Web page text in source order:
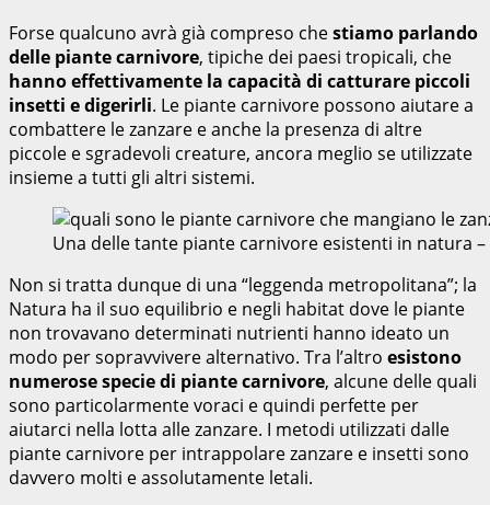
Forse qualcuno avrà già compreso chestiamo parlando
delle piante carnivore, tipiche dei paesi tropicali, che
hanno effettivamente la capacità di catturare piccoli
insetti e digerirli. Le piante carnivore possono aiutare a
combattere le zanzare e anche la presenza di altre
piccole e sgradevoli creature, ancora meglio se utilizzate
insieme a tutti gli altri sistemi.
Una delle tante piante carnivore esistenti in natura
Non si tratta dunque di una “leggenda metropolitana”; la
Natura ha il suo equilibrio e negli habitat dove le piante
non trovavano determinati nutrienti hanno ideato un
modo per sopravvivere alternativo. Tra l’altro esistono
numerose specie di piante carnivore, alcune delle quali
sono particolarmente voraci e quindi perfette per
aiutarci nella lotta alle zanzare. I metodi utilizzati dalle
piante carnivore per intrappolare zanzare e insetti sono
davvero molti e assolutamente letali.